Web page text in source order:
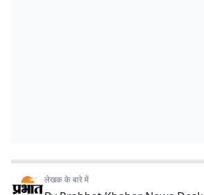
लेखक के बारे में